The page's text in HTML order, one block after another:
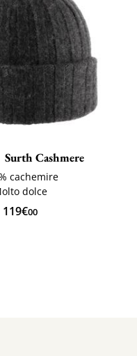
Surth Cashmere
cachemire
dolce
119€00